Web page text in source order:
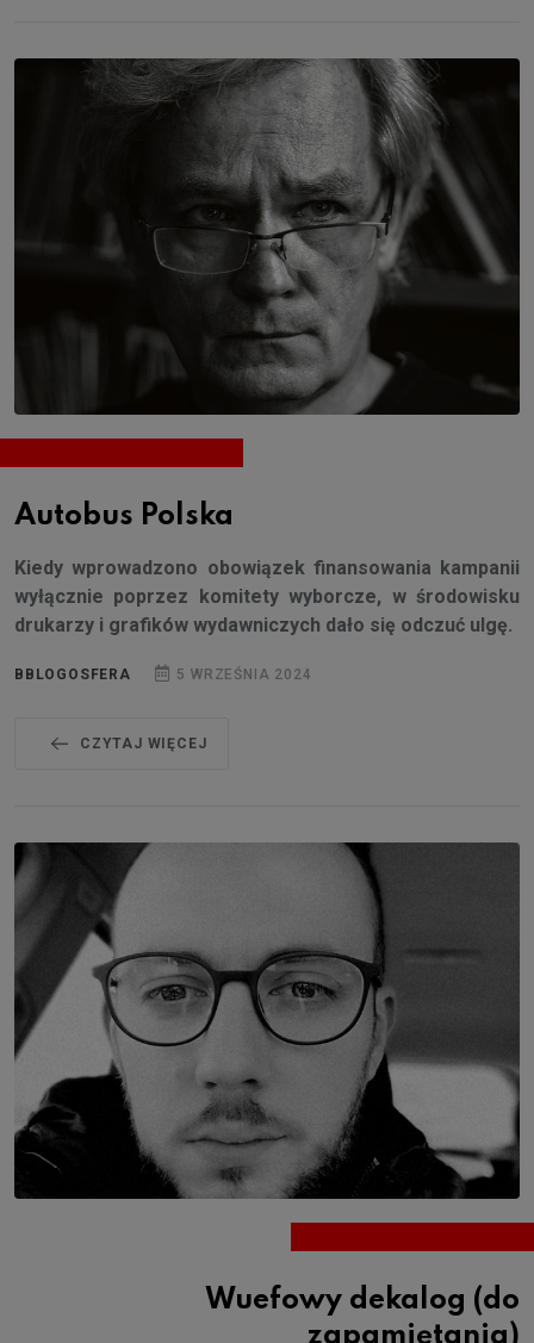
Autobus Polska
Kiedy wprowadzono obowiązek finansowania kampanii
wyłącznie poprzez komitety wyborcze, w środowisku
drukarzy i grafików wydawniczych dało się odczuć ulgę.
BBLOGOSFERA 5 WRZEŚNIA 2024
CZYTAJ WIĘCEJ
Wuefowy dekalog (do
zapamiętania)